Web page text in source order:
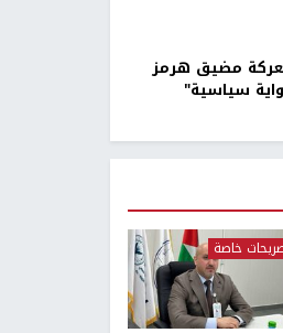
مضيق هرمز
سياسية"
خاصة